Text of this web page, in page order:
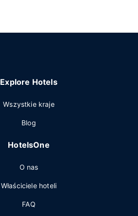
Explore Hotels
Wszystkie kraje
Blog
HotelsOne
O nas
Właściciele hoteli
FAQ